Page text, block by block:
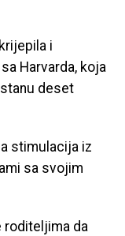
i
Harvarda, koja
deset
stimulacija iz
sa svojim
roditeljima da